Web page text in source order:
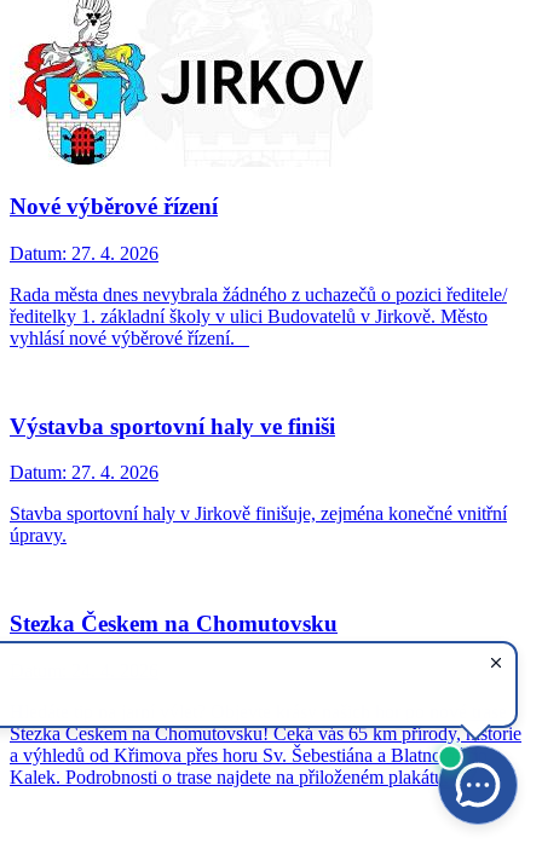
Nové výběrové řízení
Datum: 27. 4. 2026
Rada města dnes nevybrala žádného z uchazečů o pozici ředitele/
ředitelky 1. základní školy v ulici Budovatelů v Jirkově. Město
vyhlásí nové výběrové řízení.
Výstavba sportovní haly ve finiši
Datum: 27. 4. 2026
Stavba sportovní haly v Jirkově finišuje, zejména konečné vnitřní
úpravy.
Stezka Českem na Chomutovsku
Stezka Českem na Chomutovsku! Čeká vás 65 km přírody, historie
a výhledů od Křimova přes horu Sv. Šebestiána a Blatno až po
Kalek. Podrobnosti o trase najdete na přiloženém plakátu.